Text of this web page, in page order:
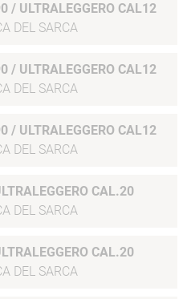
/ ULTRALEGGERO CAL12
DEL SARCA
/ ULTRALEGGERO CAL12
DEL SARCA
/ ULTRALEGGERO CAL12
DEL SARCA
CAL.20
DEL SARCA
CAL.20
DEL SARCA